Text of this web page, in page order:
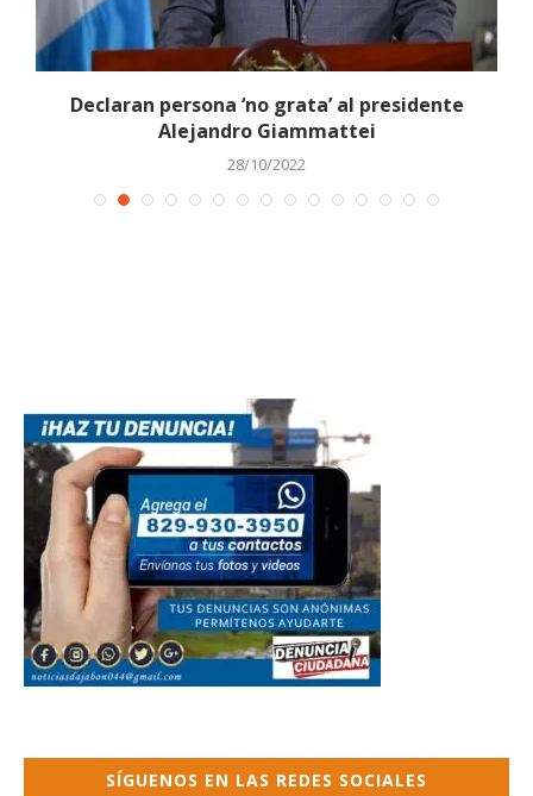
Declaran persona ‘no grata’ al presidente
Alejandro Giammattei
28/10/2022
SÍGUENOS EN LAS REDES SOCIALES